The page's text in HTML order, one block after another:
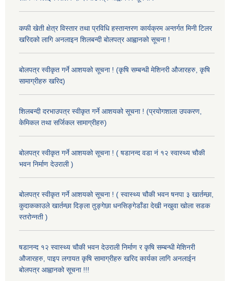
कफी खेती क्षेत्र विस्तार तथा प्रविधि हस्तान्तरण कार्यक्रम अन्तर्गत मिनी टिलर
खरिदको लागि अनलाइन शिलबन्दी बोलपत्र आह्वानको सूचना !
बोलपत्र स्वीकृत गर्ने आशयको सूचना ! (कृषि सम्बन्धी मेशिनरी औजारहरु, कृषि
सामाग्रीहरु खरिद)
शिलबन्दी दरभाउपत्र स्वीकृत गर्ने आशयको सूचना ! (प्रयोगशाला उपकरण,
केमिकल तथा सर्जिकल सामाग्रीहरु)
बोलपत्र स्वीकृत गर्ने आशयको सूचना ! ( षडानन्द वडा नं १२ स्वास्थ्य चौकी
भवन निर्माण देउराली )
बोलपत्र स्वीकृत गर्ने आशयको सूचना ! ( स्वास्थ्य चौकी भवन षनपा ३ खार्तम्छा,
कुदाककाउले खार्तम्छा दिङ्ला तुङ्गेछा धनसिङ्गेडाँडा देखी नखुवा खोला सडक
स्तरोन्नती )
षडानन्द १२ स्वास्थ्य चौकी भवन देउराली निर्माण र कृषि सम्बन्धी मेशिनरी
औजारहरु, पाइप लगायत कृषि सामाग्रीहरु खरिद कार्यका लागि अनलाईन
बोलपत्र आह्वानको सूचना !!!